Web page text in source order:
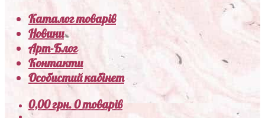
Каталог товарів
Новини
Арт-Блог
Контакти
Особистий кабінет
0,00грн.0 товарів